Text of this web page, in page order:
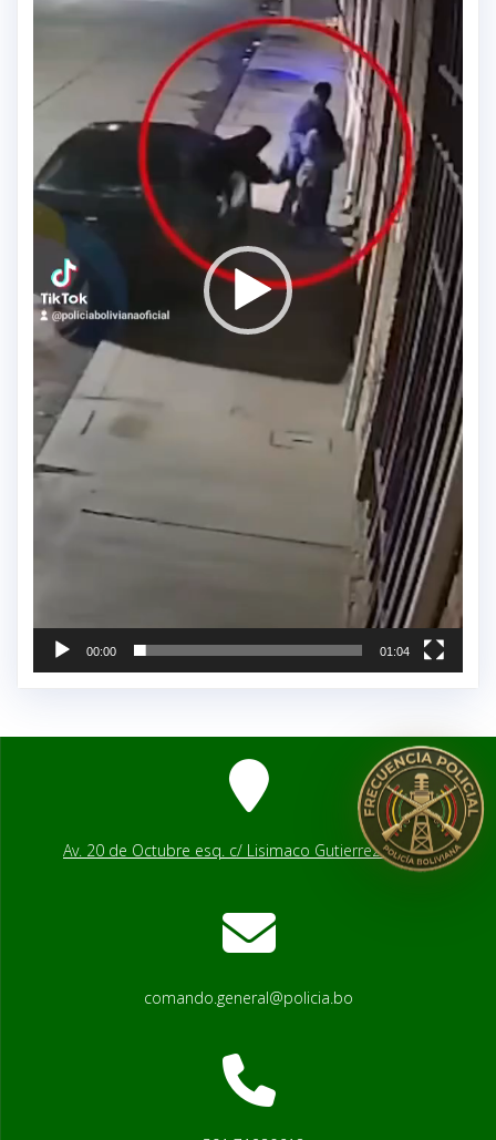
00:00 01:04
Av. 20 de Octubre esq. c/ Lisimaco Gutierrez # 2541
comando.general@policia.bo